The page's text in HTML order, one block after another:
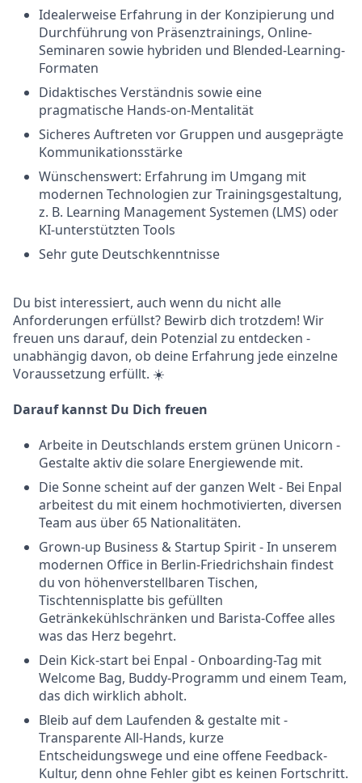
Idealerweise Erfahrung in der Konzipierung und
Durchführung von Präsenztrainings, Online-
Seminaren sowie hybriden und Blended-Learning-
Formaten
Didaktisches Verständnis sowie eine
pragmatische Hands-on-Mentalität
Sicheres Auftreten vor Gruppen und ausgeprägte
Kommunikationsstärke
Wünschenswert: Erfahrung im Umgang mit
modernen Technologien zur Trainingsgestaltung,
z. B. Learning Management Systemen (LMS) oder
KI-unterstützten Tools
Sehr gute Deutschkenntnisse
Du bist interessiert, auch wenn du nicht alle
Anforderungen erfüllst? Bewirb dich trotzdem! Wir
freuen uns darauf, dein Potenzial zu entdecken -
unabhängig davon, ob deine Erfahrung jede einzelne
Voraussetzung erfüllt. ☀️
Darauf kannst Du Dich freuen
Arbeite in Deutschlands erstem grünen Unicorn -
Gestalte aktiv die solare Energiewende mit.
Die Sonne scheint auf der ganzen Welt - Bei Enpal
arbeitest du mit einem hochmotivierten, diversen
Team aus über 65 Nationalitäten.
Grown-up Business & Startup Spirit - In unserem
modernen Office in Berlin-Friedrichshain findest
du von höhenverstellbaren Tischen,
Tischtennisplatte bis gefüllten
Getränkekühlschränken und Barista-Coffee alles
was das Herz begehrt.
Dein Kick-start bei Enpal - Onboarding-Tag mit
Welcome Bag, Buddy-Programm und einem Team,
das dich wirklich abholt.
Bleib auf dem Laufenden & gestalte mit -
Transparente All-Hands, kurze
Entscheidungswege und eine offene Feedback-
Kultur, denn ohne Fehler gibt es keinen Fortschritt.